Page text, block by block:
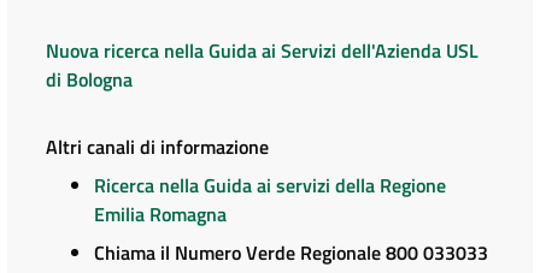
Nuova ricerca nella Guida ai Servizi dell'Azienda USL
di Bologna
Altri canali di informazione
Ricerca nella Guida ai servizi della Regione
Emilia Romagna
Chiama il Numero Verde Regionale 800 033033